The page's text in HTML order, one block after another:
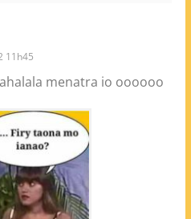
11h45
menatra io oooooo